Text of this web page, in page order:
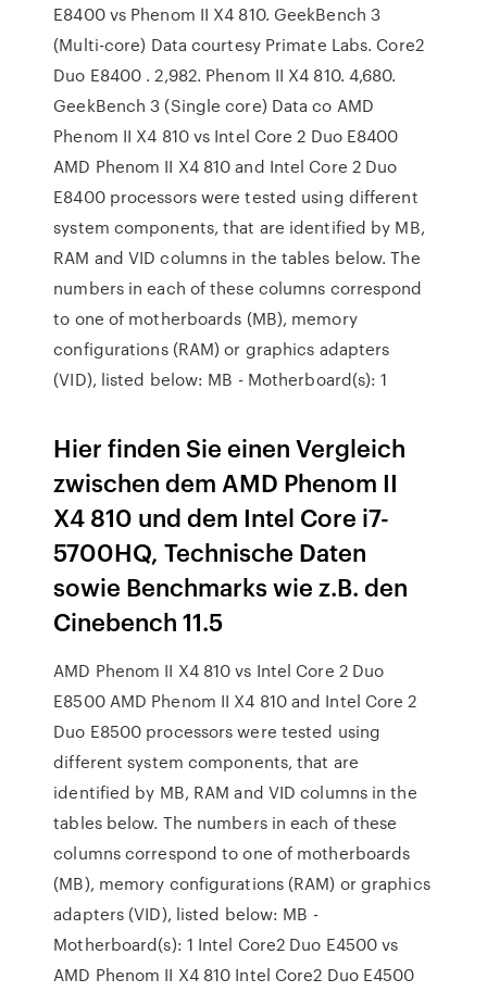
E8400 vs Phenom II X4 810. GeekBench 3
(Multi-core) Data courtesy Primate Labs. Core2
Duo E8400 . 2,982. Phenom II X4 810. 4,680.
GeekBench 3 (Single core) Data co AMD
Phenom II X4 810 vs Intel Core 2 Duo E8400
AMD Phenom II X4 810 and Intel Core 2 Duo
E8400 processors were tested using different
system components, that are identified by MB,
RAM and VID columns in the tables below. The
numbers in each of these columns correspond
to one of motherboards (MB), memory
configurations (RAM) or graphics adapters
(VID), listed below: MB - Motherboard(s): 1
Hier finden Sie einen Vergleich
zwischen dem AMD Phenom II
X4 810 und dem Intel Core i7-
5700HQ, Technische Daten
sowie Benchmarks wie z.B. den
Cinebench 11.5
AMD Phenom II X4 810 vs Intel Core 2 Duo
E8500 AMD Phenom II X4 810 and Intel Core 2
Duo E8500 processors were tested using
different system components, that are
identified by MB, RAM and VID columns in the
tables below. The numbers in each of these
columns correspond to one of motherboards
(MB), memory configurations (RAM) or graphics
adapters (VID), listed below: MB -
Motherboard(s): 1 Intel Core2 Duo E4500 vs
AMD Phenom II X4 810 Intel Core2 Duo E4500